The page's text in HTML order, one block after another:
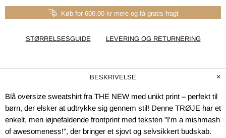
Køb for 600,00 kr mere og få gratis fragt
STØRRELSESGUIDE LEVERING OG RETURNERING
BESKRIVELSE
Blå oversize sweatshirt fra THE NEW med unikt print – perfekt til
børn, der elsker at udtrykke sig gennem stil! Denne TRØJE har et
enkelt, men iøjnefaldende frontprint med teksten "I'm a mishmash
of awesomeness!", der bringer et sjovt og selvsikkert budskab.